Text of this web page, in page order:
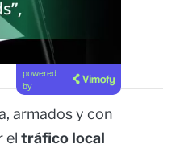
powered
by
armados y con
el tráfico local